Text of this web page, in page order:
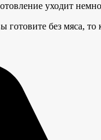
уходит
без мяса,